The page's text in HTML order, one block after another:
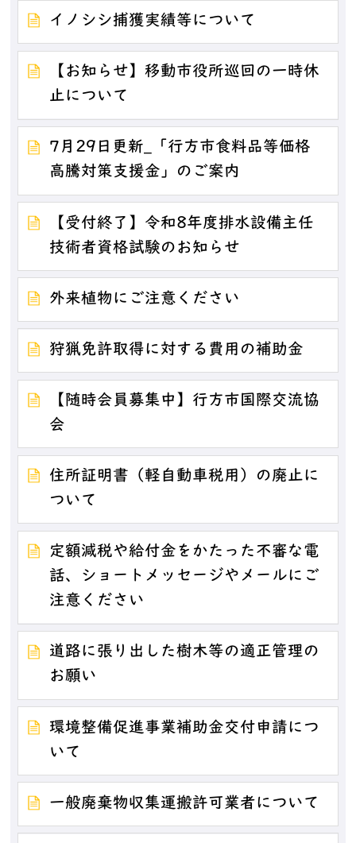
イノシシ捕獲実績等について
【お知らせ】移動市役所巡回の一時休
止について
7月29日更新_「行方市食料品等価格
高騰対策支援金」のご案内
【受付終了】令和8年度排水設備主任
技術者資格試験のお知らせ
外来植物にご注意ください
狩猟免許取得に対する費用の補助金
【随時会員募集中】行方市国際交流協
会
住所証明書（軽自動車税用）の廃止に
ついて
定額減税や給付金をかたった不審な電
話、ショートメッセージやメールにご
注意ください
道路に張り出した樹木等の適正管理の
お願い
環境整備促進事業補助金交付申請につ
いて
一般廃棄物収集運搬許可業者について